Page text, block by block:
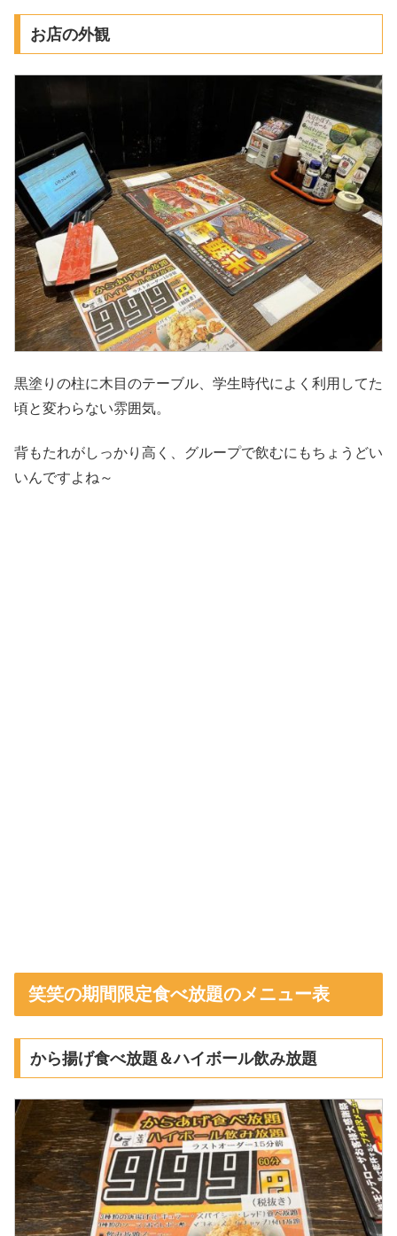
お店の外観
黒塗りの柱に木目のテーブル、学生時代によく利用してた
頃と変わらない雰囲気。
背もたれがしっかり高く、グループで飲むにもちょうどい
いんですよね～
笑笑の期間限定食べ放題のメニュー表
から揚げ食べ放題＆ハイボール飲み放題